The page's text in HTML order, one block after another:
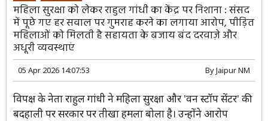
महिला सुरक्षा को लेकर राहुल गांधी का केंद्र पर निशाना : संसद
में पूछे गए हर सवाल पर गुमराह करने का लगाया आरोप, पीड़ित
महिलाओं को मिलती है सहायता के बजाय बंद दरवाज़े और
अधूरी व्यवस्थाएं
05 Apr 2026 14:07:53 ByJaipur NM
विपक्ष के नेता राहुल गांधी ने महिला सुरक्षा और 'वन स्टॉप सेंटर' की
बदहाली पर सरकार पर तीखा हमला बोला है। उन्होंने आरोप